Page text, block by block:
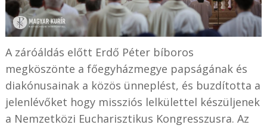
A záróáldás előtt Erdő Péter bíboros
megköszönte a főegyházmegye papságának és
diakónusainak a közös ünneplést, és buzdította a
jelenlévőket hogy missziós lelkülettel készüljenek
a Nemzetközi Eucharisztikus Kongresszusra. Az